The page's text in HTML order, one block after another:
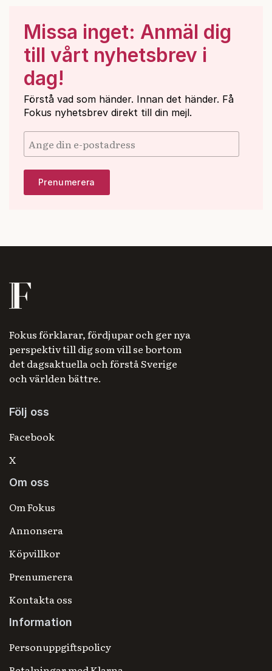
Missa inget: Anmäl dig
till vårt nyhetsbrev i
dag!
Förstå vad som händer. Innan det händer. Få
Fokus nyhetsbrev direkt till din mejl.
Fokus förklarar, fördjupar och ger nya
perspektiv till dig som vill se bortom
det dagsaktuella och förstå Sverige
och världen bättre.
Följ oss
Facebook
X
Om oss
Om Fokus
Annonsera
Köpvillkor
Prenumerera
Kontakta oss
Information
Personuppgiftspolicy